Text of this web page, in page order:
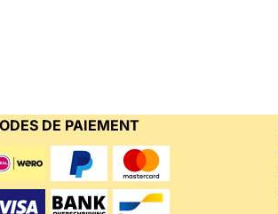
DE PAIEMENT